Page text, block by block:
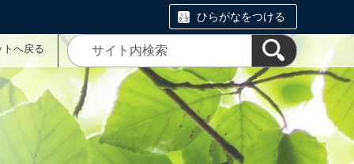
ひらがなをつける
へ戻る